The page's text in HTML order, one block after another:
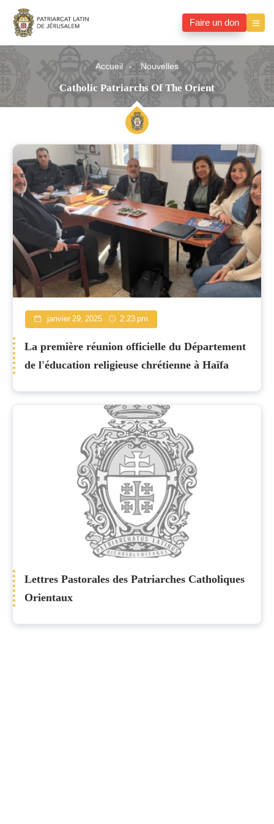
Faire un don
Accueil Nouvelles
Catholic Patriarchs Of The Orient
Catholic
Patriarchs
of
the
Orient
janvier 29, 2025 2:23 pm
La première réunion officielle du Département
de l'éducation religieuse chrétienne à Haïfa
Lettres Pastorales des Patriarches Catholiques
Orientaux